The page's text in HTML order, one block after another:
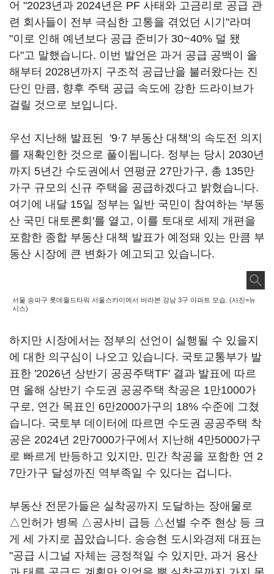
어 "2023년과 2024년은 PF 사태와 고금리로 공급 관
련 회사들이 전부 극심한 고통을 겪었던 시기"라며
"이로 인해 예년보다 공급 준비가 30~40% 덜 됐
다"고 말했습니다. 이번 발언은 과거 공급 공백이 올
해부터 2028년까지 구조적 공급난을 불러왔다는 진
단인 만큼, 향후 주택 공급 속도에 강한 드라이브가
걸릴 것으로 보입니다.
우선 지난해 발표된 '9·7 부동산 대책'의 속도전 의지
를 재확인한 것으로 풀이됩니다. 정부는 당시 2030년
까지 5년간 수도권에서 연평균 27만가구, 총 135만
가구 규모의 신규 주택을 공급하겠다고 밝혔습니다.
여기에 내달 15일 정부는 일반 국민이 참여하는 '부동
산 국민 대토론회'를 열고, 이를 토대로 세제 개편을
포함한 종합 부동산 대책 발표가 예정돼 있는 만큼 부
동산 시장에 큰 변화가 예고되고 있습니다.
서울 송파구 롯데월드타워 서울스카이에서 바라본 강남 3구 아파트 모습. (사진=뉴
시스)
하지만 시장에서는 정부의 선언이 실행될 수 있을지
에 대한 의구심이 나오고 있습니다. 국토교통부가 발
표한 '2026년 상반기 공공주택TF' 결과 발표에 따르
면 올해 상반기 수도권 공공주택 착공은 1만1000가
구로, 연간 목표인 6만2000가구의 18% 수준에 그쳤
습니다. 국토부 데이터에 따르면 수도권 공공주택 착
공은 2024년 2만7000가구에서 지난해 4만5000가구
로 빠르게 반등하고 있지만, 민간 착공을 포함한 연 2
7만가구 달성까진 역부족일 수 있다는 겁니다.
부동산 전문가들은 실착공까지 도달하는 장애물로
△인허가 병목 △공사비 급등 △선별 수주 현상 등 크
게 세 가지로 꼽았습니다. 송승현 도시와경제 대표는
"공급 시그널 자체는 긍정적일 수 있지만, 과거 용산